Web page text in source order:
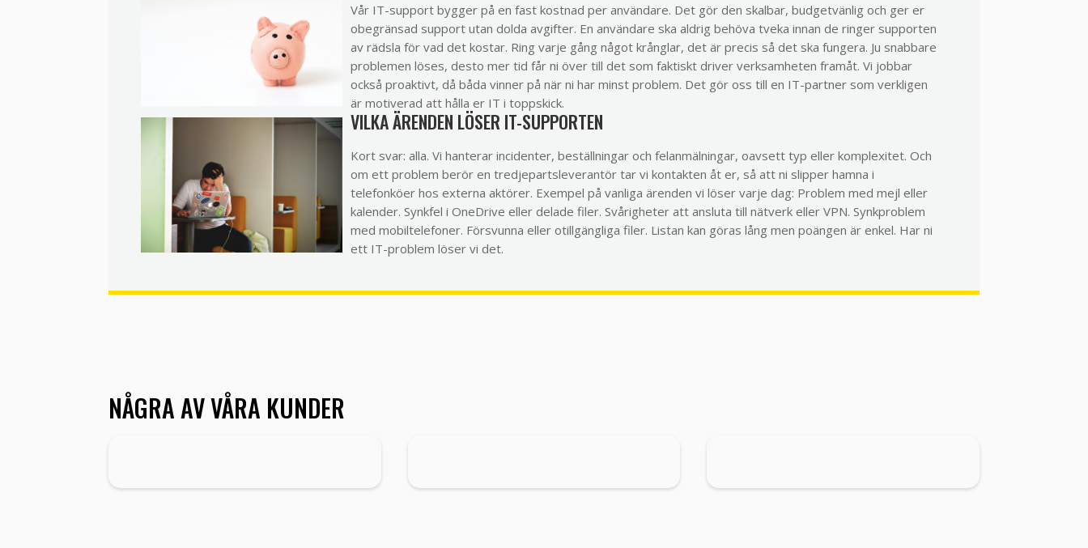
Vår IT-support bygger på en fast kostnad per användare. Det gör den skalbar, budgetvänlig och ger er
obegränsad support utan dolda avgifter. En användare ska aldrig behöva tveka innan de ringer supporten
av rädsla för vad det kostar. Ring varje gång något krånglar, det är precis så det ska fungera. Ju snabbare
problemen löses, desto mer tid får ni över till det som faktiskt driver verksamheten framåt. Vi jobbar
också proaktivt, då båda vinner på när ni har minst problem. Det gör oss till en IT-partner som verkligen
är motiverad att hålla er IT i toppskick.
VILKA ÄRENDEN LÖSER IT-SUPPORTEN
Kort svar: alla. Vi hanterar incidenter, beställningar och felanmälningar, oavsett typ eller komplexitet. Och
om ett problem berör en tredjepartsleverantör tar vi kontakten åt er, så att ni slipper hamna i
telefonköer hos externa aktörer. Exempel på vanliga ärenden vi löser varje dag: Problem med mejl eller
kalender. Synkfel i OneDrive eller delade filer. Svårigheter att ansluta till nätverk eller VPN. Synkproblem
med mobiltelefoner. Försvunna eller otillgängliga filer. Listan kan göras lång men poängen är enkel. Har ni
ett IT-problem löser vi det.
NÅGRA AV VÅRA KUNDER